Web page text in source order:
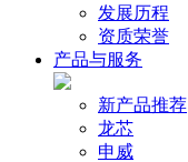
发展历程
资质荣誉
产品与服务
新产品推荐
龙芯
申威